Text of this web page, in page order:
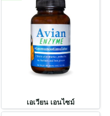
เอเวียน เอนไซม์